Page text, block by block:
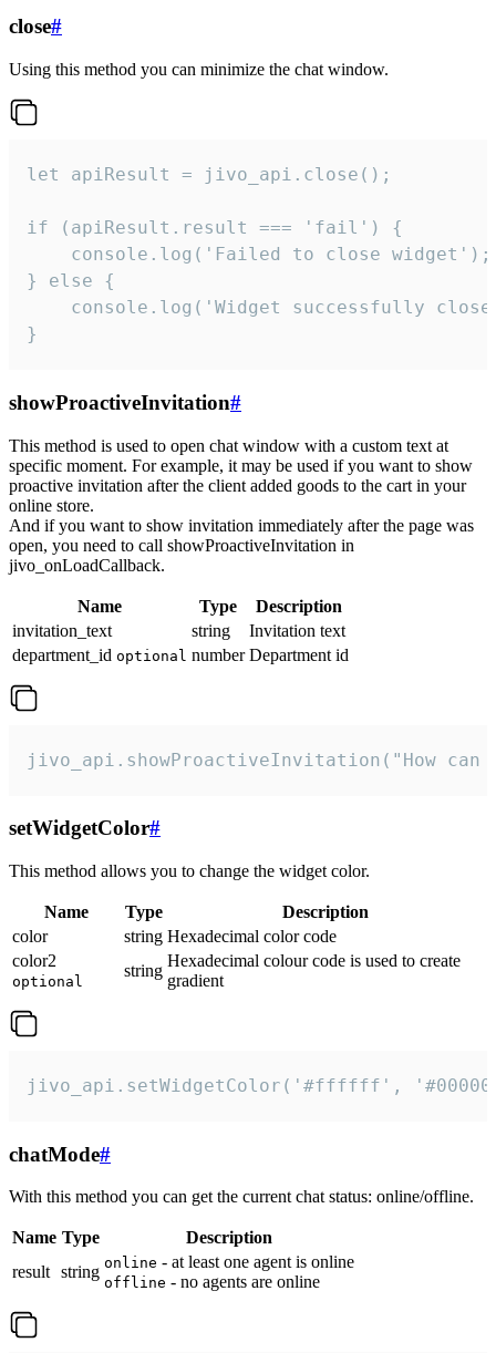
close#
Using this method you can minimize the chat window.
let apiResult = jivo_api.close();
if (apiResult.result === 'fail') {
    console.log('Failed to close widget');
} else {
console.log('Widget successfully
}
showProactiveInvitation#
This method is used to open chat window with a custom text at
specific moment. For example, it may be used if you want to show
proactive invitation after the client added goods to the cart in your
online store.
And if you want to show invitation immediately after the page was
open, you need to call showProactiveInvitation in
jivo_onLoadCallback.
Name Type
Description
invitation_text
string
Invitation text
department_id optional number Department id
jivo_api.showProactiveInvitation("How
setWidgetColor#
This method allows you to change the widget color.
Name Type
Description
color
string Hexadecimal color code
color2
optional
string
Hexadecimal colour code is used to create
gradient
jivo_api.setWidgetColor('#ffffff',
chatMode#
With this method you can get the current chat status: online/offline.
Name Type
Description
result string online - at least one agent is online
offline - no agents are online